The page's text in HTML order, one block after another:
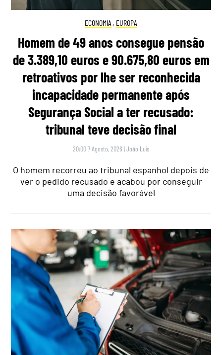
ECONOMIA , EUROPA
Homem de 49 anos consegue pensão
de 3.389,10 euros e 90.675,80 euros em
retroativos por lhe ser reconhecida
incapacidade permanente após
Segurança Social a ter recusado:
tribunal teve decisão final
20:00 7 Agosto, 2026 |João Luís
O homem recorreu ao tribunal espanhol depois de
ver o pedido recusado e acabou por conseguir
uma decisão favorável